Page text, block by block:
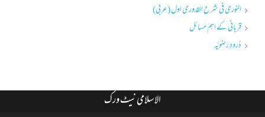
النوری فی شرح القدوری اول (عربی)
قربانی کے اہم مسائل
دُرودِ رَضَویَّہ
الاسلامی نیٹ ورک